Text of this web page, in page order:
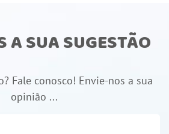
A SUA SUGESTÃO
Fale conosco! Envie-nos a sua
opinião ...